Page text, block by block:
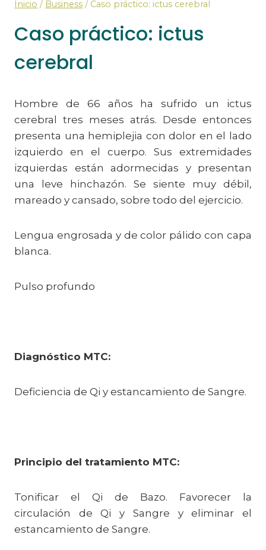
Inicio / Business / Caso práctico: ictus cerebral
Caso práctico: ictus
cerebral
Hombre de 66 años ha sufrido un ictus
cerebral tres meses atrás. Desde entonces
presenta una hemiplejia con dolor en el lado
izquierdo en el cuerpo. Sus extremidades
izquierdas están adormecidas y presentan
una leve hinchazón. Se siente muy débil,
mareado y cansado, sobre todo del ejercicio.
Lengua engrosada y de color pálido con capa
blanca.
Pulso profundo
Diagnóstico MTC:
Deficiencia de Qi y estancamiento de Sangre.
Principio del tratamiento MTC:
Tonificar el Qi de Bazo. Favorecer la
circulación de Qi y Sangre y eliminar el
estancamiento de Sangre.